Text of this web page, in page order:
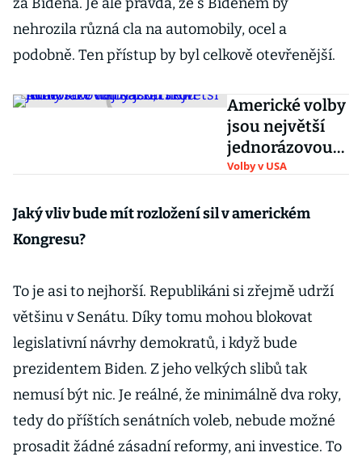
nehrozila různá cla na automobily, ocel a
podobně. Ten přístup by byl celkově otevřenější.
Americké volby
jsou největší
jednorázovou
sázkařskou
dějinách, tvrdí
Volby v USA
Jaký vliv bude mít rozložení sil v americkém
Kongresu?
To je asi to nejhorší. Republikáni si zřejmě udrží
většinu v Senátu. Díky tomu mohou blokovat
legislativní návrhy demokratů, i když bude
prezidentem Biden. Z jeho velkých slibů tak
nemusí být nic. Je reálné, že minimálně dva roky,
tedy do příštích senátních voleb, nebude možné
prosadit žádné zásadní reformy, ani investice. To